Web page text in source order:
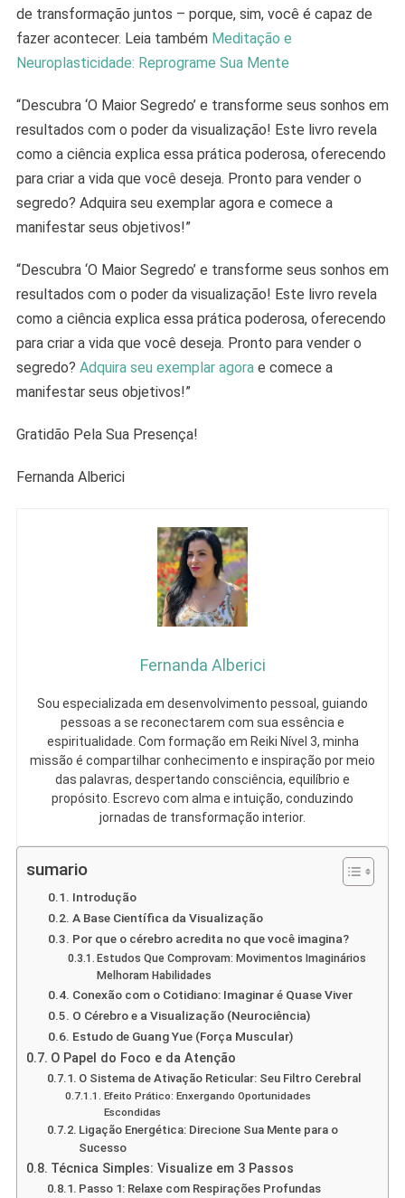
de transformação juntos – porque, sim, você é capaz de
fazer acontecer. Leia também Meditação e
Neuroplasticidade: Reprograme Sua Mente
“Descubra ‘O Maior Segredo’ e transforme seus sonhos em
resultados com o poder da visualização! Este livro revela
como a ciência explica essa prática poderosa, oferecendo
para criar a vida que você deseja. Pronto para vender o
segredo? Adquira seu exemplar agora e comece a
manifestar seus objetivos!”
“Descubra ‘O Maior Segredo’ e transforme seus sonhos em
resultados com o poder da visualização! Este livro revela
como a ciência explica essa prática poderosa, oferecendo
para criar a vida que você deseja. Pronto para vender o
segredo? Adquira seu exemplar agorae comece a
manifestar seus objetivos!”
Gratidão Pela Sua Presença!
Fernanda Alberici
Fernanda Alberici
Sou especializada em desenvolvimento pessoal, guiando
pessoas a se reconectarem com sua essência e
espiritualidade. Com formação em Reiki Nível 3, minha
missão é compartilhar conhecimento e inspiração por meio
das palavras, despertando consciência, equilíbrio e
propósito. Escrevo com alma e intuição, conduzindo
jornadas de transformação interior.
sumario
Introdução
A Base Científica da Visualização
Por que o cérebro acredita no que você imagina?
Estudos Que Comprovam: Movimentos Imaginários
Melhoram Habilidades
Conexão com o Cotidiano: Imaginar é Quase Viver
O Cérebro e a Visualização (Neurociência)
Estudo de Guang Yue (Força Muscular)
O Papel do Foco e da Atenção
O Sistema de Ativação Reticular: Seu Filtro Cerebral
Efeito Prático: Enxergando Oportunidades
Escondidas
Ligação Energética: Direcione Sua Mente para o
Sucesso
Técnica Simples: Visualize em 3 Passos
Passo 1: Relaxe com Respirações Profundas